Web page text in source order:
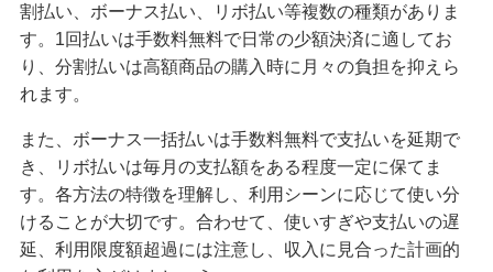
割払い、ボーナス払い、リボ払い等複数の種類がありま
す。1回払いは手数料無料で日常の少額決済に適してお
り、分割払いは高額商品の購入時に月々の負担を抑えら
れます。
また、ボーナス一括払いは手数料無料で支払いを延期で
き、リボ払いは毎月の支払額をある程度一定に保てま
す。各方法の特徴を理解し、利用シーンに応じて使い分
けることが大切です。合わせて、使いすぎや支払いの遅
延、利用限度額超過には注意し、収入に見合った計画的